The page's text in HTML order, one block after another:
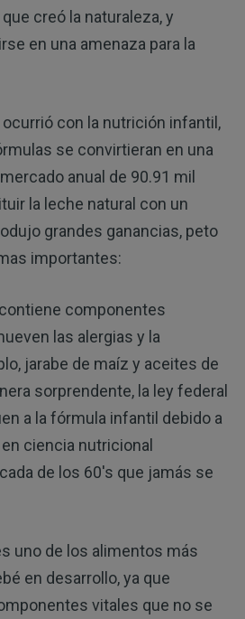
creó la naturaleza, y
en una amenaza para la
con la nutrición infantil,
se convirtieran en una
anual de 90.91 mil
la leche natural con un
grandes ganancias, peto
importantes:
componentes
las alergias y la
jarabe de maíz y aceites de
sorprendente, la ley federal
a la fórmula infantil debido a
ciencia nutricional
de los 60's que jamás se
uno de los alimentos más
en desarrollo, ya que
vitales que no se